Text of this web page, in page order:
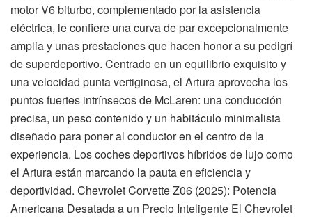
motor V6 biturbo, complementado por la asistencia
eléctrica, le confiere una curva de par excepcionalmente
amplia y unas prestaciones que hacen honor a su pedigrí
de superdeportivo. Centrado en un equilibrio exquisito y
una velocidad punta vertiginosa, el Artura aprovecha los
puntos fuertes intrínsecos de McLaren: una conducción
precisa, un peso contenido y un habitáculo minimalista
diseñado para poner al conductor en el centro de la
experiencia. Los coches deportivos híbridos de lujo como
el Artura están marcando la pauta en eficiencia y
deportividad. Chevrolet Corvette Z06 (2025): Potencia
Americana Desatada a un Precio Inteligente El Chevrolet